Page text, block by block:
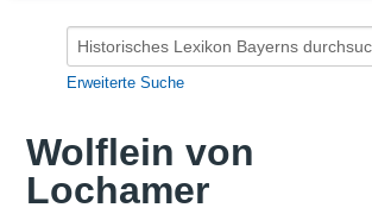
Erweiterte Suche
Wolflein von
Lochamer